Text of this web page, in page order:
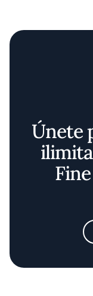
Únete